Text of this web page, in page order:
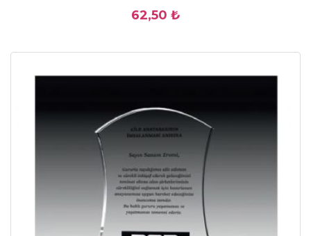
62,50 ₺